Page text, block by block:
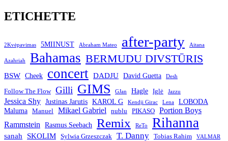
ETICHETTE
2Kvėpavimas 5MIINUST Abraham Mateo after-party Aitana
Azahriah Bahamas BERMUDU DIVSTŪRIS
BSW Cheek concert DADJU David Guetta Desh
Follow The Flow Gilli GIMS GJan Hagle Iglė Jazzu
Jessica Shy Justinas Jarutis KAROL G Kendji Girac Lena LOBODA
Maluma Manuel Mikael Gabriel nublu PIKASO
Portion Boys
Rammstein
Rasmus Seebach Remix ReTo Rihanna
sanah SKOLIM Sylwia Grzeszczak T. Danny Tobias Rahim VALMAR